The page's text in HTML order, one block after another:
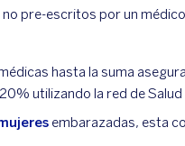
pre-escritos por un
hasta la suma
utilizando la red de Salud
embarazadas, esta